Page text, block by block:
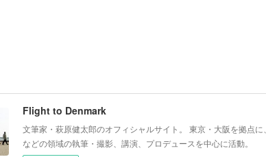
Flight to Denmark
文筆家・萩原健太郎のオフィシャルサイト。 東京・大阪を拠点
などの領域の執筆・撮影、講演、プロデュースを中心に活動。